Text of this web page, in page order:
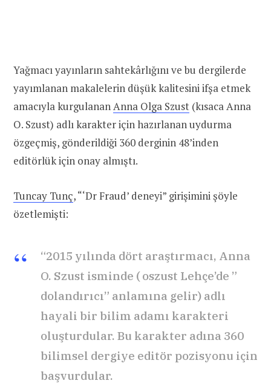
Yağmacı yayınların sahtekârlığını ve bu dergilerde
yayımlanan makalelerin düşük kalitesini ifşa etmek
amacıyla kurgulananAnna Olga Szust (kısaca Anna
O. Szust) adlı karakter için hazırlanan uydurma
özgeçmiş, gönderildiği 360 derginin 48’inden
editörlük için onay almıştı.
Tuncay Tunç, “‘Dr Fraud’ deneyi” girişimini şöyle
özetlemişti:
“2015 yılında dört araştırmacı, Anna
O. Szust isminde ( oszust Lehçe’de ”
dolandırıcı” anlamına gelir) adlı
hayali bir bilim adamı karakteri
oluşturdular. Bu karakter adına 360
bilimsel dergiye editör pozisyonu için
başvurdular.